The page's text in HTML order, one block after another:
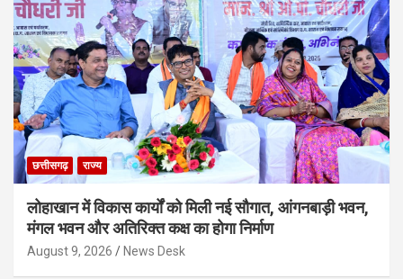
छत्तीसगढ़ राज्य
लोहाखान में विकास कार्यों को मिली नई सौगात, आंगनबाड़ी भवन,
मंगल भवन और अतिरिक्त कक्ष का होगा निर्माण
August 9, 2026 News Desk